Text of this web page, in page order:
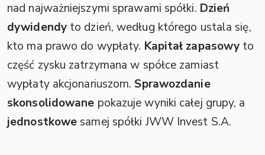
nad najważniejszymi sprawami spółki. Dzień
dywidendyto dzień, według którego ustala się,
kto ma prawo do wypłaty. Kapitał zapasowy to
część zysku zatrzymana w spółce zamiast
wypłaty akcjonariuszom.Sprawozdanie
skonsolidowane pokazuje wyniki całej grupy, a
jednostkowesamej spółki JWW Invest S.A.